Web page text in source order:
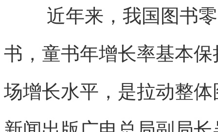
近年来，我国图书
书，童书年增长率基本
场增长水平，是拉动整